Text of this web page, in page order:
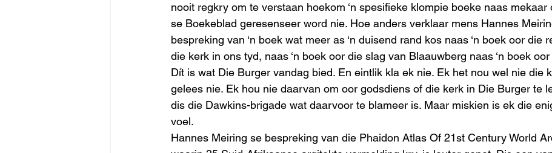
nooit regkry om te verstaan hoekom ‘n spesifieke klompie boeke naas mekaar
se Boekeblad geresenseer word nie. Hoe anders verklaar mens Hannes
bespreking van ‘n boek wat meer as ‘n duisend rand kos naas ‘n boek oor die
die kerk in ons tyd, naas ‘n boek oor die slag van Blaauwberg naas ‘n boek
Dít is wat Die Burger vandag bied. En eintlik kla ek nie. Ek het nou wel nie die
gelees nie. Ek hou nie daarvan om oor godsdiens of die kerk in Die Burger te
dis die Dawkins-brigade wat daarvoor te blameer is. Maar miskien is ek die
voel.
Hannes Meiring se bespreking van die Phaidon Atlas Of 21st Century World